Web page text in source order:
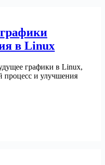
в Linux
графики в Linux,
процесс и улучшения